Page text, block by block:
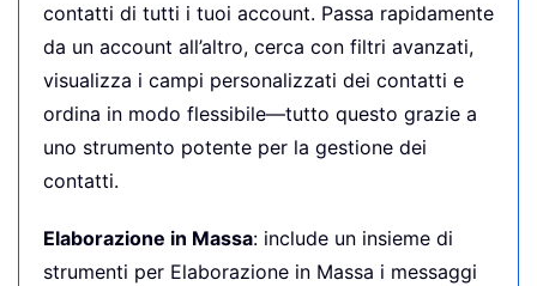
contatti di tutti i tuoi account. Passa rapidamente
da un account all’altro, cerca con filtri avanzati,
visualizza i campi personalizzati dei contatti e
ordina in modo flessibile—tutto questo grazie a
uno strumento potente per la gestione dei
contatti.
Elaborazione in Massa: include un insieme di
strumenti per Elaborazione in Massa i messaggi